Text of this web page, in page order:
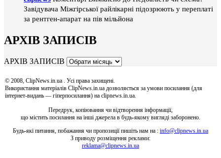
Завідувача Міжгірської райлікарні підозрюють у переплаті
за рентген-апарат на пів мільйона
АРХІВ ЗАПИСІВ
АРХІВ ЗАПИСІВ
© 2008, ClipNews.in.ua . Усі права захищені.
Використання матеріалів ClipNews.in.ua дозволяється за умови посилання (для
інтернет-видань — гіперпосилання) на clipnews.in.ua.
Передрук, копіювання чи відтворення інформації,
що містить посилання на інші джерела в будь-якому вигляді заборонено.
Будь-які питання, побажання чи пропозиції пишіть нам на : info@clipnews.in.ua
З приводу розміщення реклами:
reklama@clipnews.in.ua